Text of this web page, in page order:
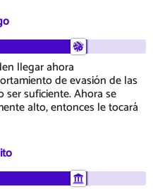
llegar ahora
de evasión de las
ser suficiente. Ahora se
alto, entonces le tocará